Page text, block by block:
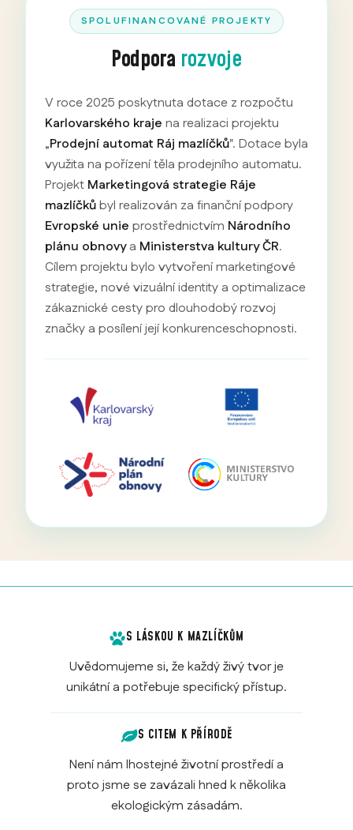
SPOLUFINANCOVANÉ PROJEKTY
Podpora rozvoje
V roce 2025 poskytnuta dotace z rozpočtu
Karlovarského kraje na realizaci projektu
„Prodejní automat Ráj mazlíčků". Dotace byla
využita na pořízení těla prodejního automatu.
Projekt Marketingová strategie Ráje
mazlíčkůbyl realizován za finanční podpory
Evropské unie prostřednictvím Národního
plánu obnovya Ministerstva kultury ČR.
Cílem projektu bylo vytvoření marketingové
strategie, nové vizuální identity a optimalizace
zákaznické cesty pro dlouhodobý rozvoj
značky a posílení její konkurenceschopnosti.
S LÁSKOU K MAZLÍČKŮM
Uvědomujeme si, že každý živý tvor je
unikátní a potřebuje specifický přístup.
S CITEM K PŘÍRODĚ
Není nám lhostejné životní prostředí a
proto jsme se zavázali hned k několika
ekologickým zásadám.